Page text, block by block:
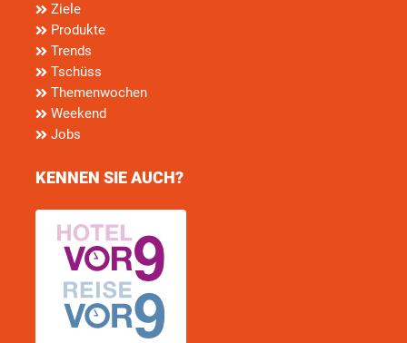
Ziele
Produkte
Trends
Tschüss
Themenwochen
Weekend
Jobs
KENNEN SIE AUCH?